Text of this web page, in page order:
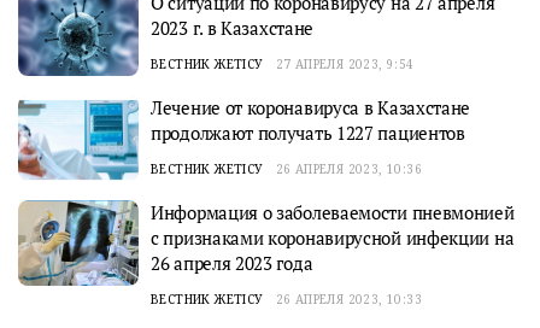
2023 г. в Казахстане
ВЕСТНИК ЖЕТІСУ 27 АПРЕЛЯ 2023, 9:54
Лечение от коронавируса в Казахстане
продолжают получать 1227 пациентов
ВЕСТНИК ЖЕТІСУ 26 АПРЕЛЯ 2023, 10:36
Информация о заболеваемости пневмонией
с признаками коронавирусной инфекции на
26 апреля 2023 года
ВЕСТНИК ЖЕТІСУ 26 АПРЕЛЯ 2023, 10:33